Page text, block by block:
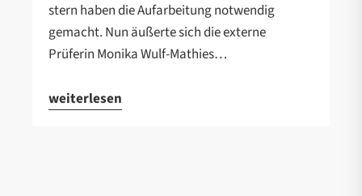
stern haben die Aufarbeitung notwendig
gemacht. Nun äußerte sich die externe
Prüferin Monika Wulf-Mathies…
weiterlesen